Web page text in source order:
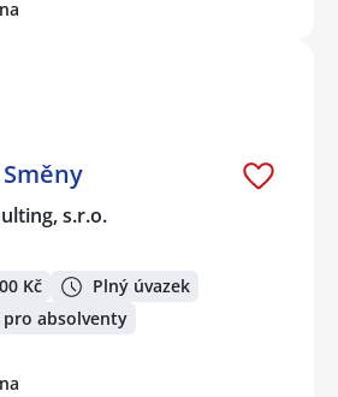
s.r.o.
Kč
Plný úvazek
absolventy